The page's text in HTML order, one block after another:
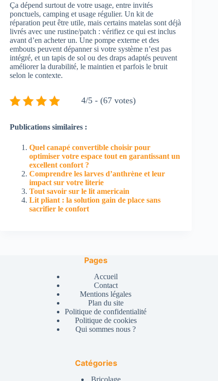
Ça dépend surtout de votre usage, entre invités
ponctuels, camping et usage régulier. Un kit de
réparation peut être utile, mais certains matelas sont déjà
livrés avec une rustine/patch : vérifiez ce qui est inclus
avant d’en acheter un. Une pompe externe et des
embouts peuvent dépanner si votre système n’est pas
intégré, et un tapis de sol ou des draps adaptés peuvent
améliorer la durabilité, le maintien et parfois le bruit
selon le contexte.
4/5 - (67 votes)
Publications similaires :
Quel canapé convertible choisir pour
optimiser votre espace tout en garantissant un
excellent confort ?
Comprendre les larves d’anthrène et leur
impact sur votre literie
Tout savoir sur le lit americain
Lit pliant : la solution gain de place sans
sacrifier le confort
Pages
Accueil
Contact
Mentions légales
Plan du site
Politique de confidentialité
Politique de cookies
Qui sommes nous ?
Catégories
Bricolage